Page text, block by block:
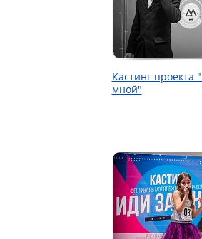
Кастинг проекта
мной"